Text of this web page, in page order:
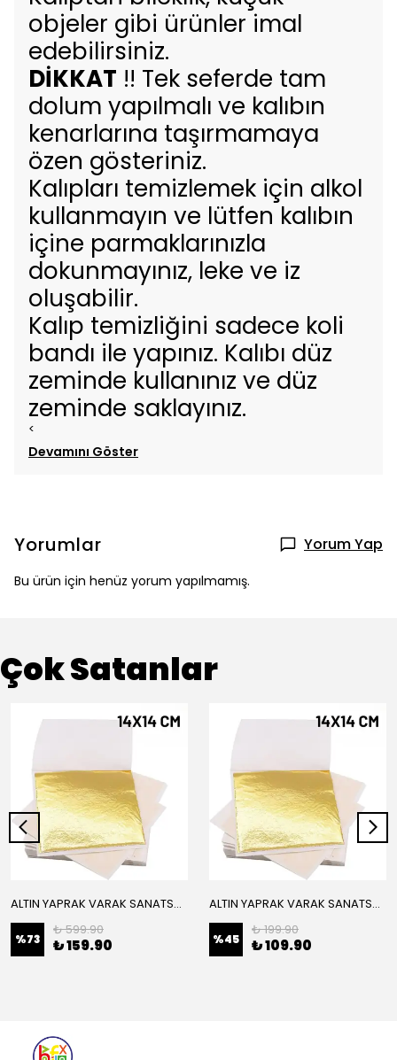
objeler gibi ürünler imal
edebilirsiniz.
DİKKAT !! Tek seferde tam
dolum yapılmalı ve kalıbın
kenarlarına taşırmamaya
özen gösteriniz.
Kalıpları temizlemek için alkol
kullanmayın ve lütfen kalıbın
içine parmaklarınızla
dokunmayınız, leke ve iz
oluşabilir.
Kalıp temizliğini sadece koli
bandı ile yapınız. Kalıbı düz
zeminde kullanınız ve düz
zeminde saklayınız.
<
Devamını Göster
Yorumlar Yorum Yap
Bu ürün için henüz yorum yapılmamış.
Çok Satanlar
ALTIN YAPRAK VARAK SANATSAL BÜYÜK BOY FOLYO EPOKSİ REÇİNE NAİL ART 16 ADET 14X14 CM ALTIN RENK
%73
₺ 599.90
₺ 159.90
ALTIN YAPRAK VARAK SANATSAL BÜYÜK BOY FOLYO EPOKSİ REÇİNE NAİL ART 8 ADET ALTIN RENK 14X14 CM
%45
₺ 199.90
₺ 109.90